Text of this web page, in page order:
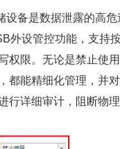
设备是数据泄露的高
外设管控功能，支持
权限。无论是禁止使
都能精细化管理，并
行详细审计，阻断物理